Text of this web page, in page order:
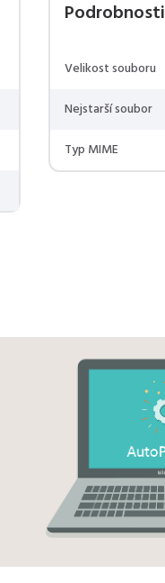
Podrobnosti
Velikost souboru
Nejstarší soubor
Typ MIME